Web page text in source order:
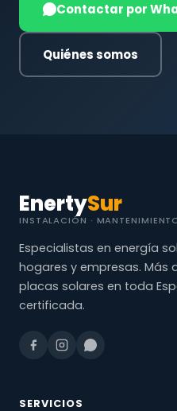
Contactar por
Quiénes somos
EnertySur
INSTALACIÓN ·
Especialistas en energía
hogares y empresas. Más
placas solares en toda
certificada.
SERVICIOS